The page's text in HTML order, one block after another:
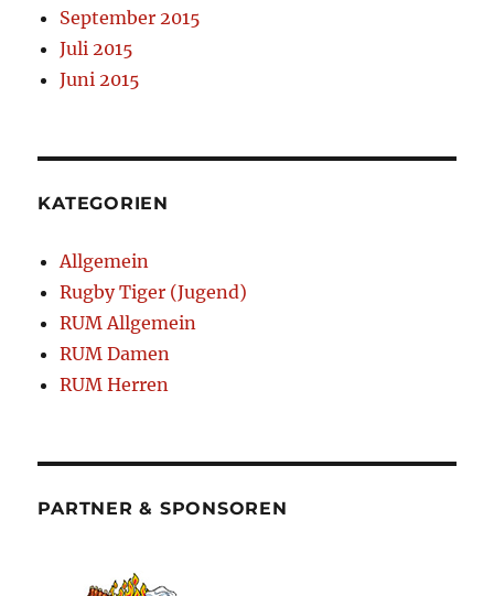
September 2015
Juli 2015
Juni 2015
KATEGORIEN
Allgemein
Rugby Tiger (Jugend)
RUM Allgemein
RUM Damen
RUM Herren
PARTNER & SPONSOREN